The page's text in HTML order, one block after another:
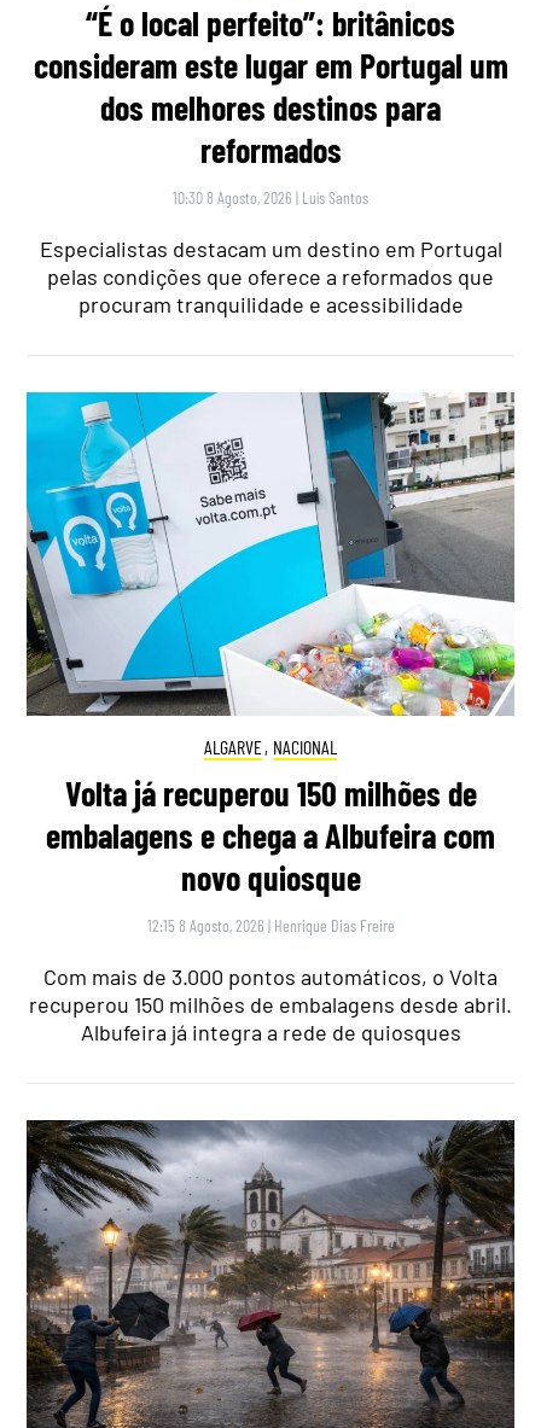
“É o local perfeito”: britânicos
consideram este lugar em Portugal um
dos melhores destinos para
reformados
10:30 8 Agosto, 2026 | Luís Santos
Especialistas destacam um destino em Portugal
pelas condições que oferece a reformados que
procuram tranquilidade e acessibilidade
ALGARVE, NACIONAL
Volta já recuperou 150 milhões de
embalagens e chega a Albufeira com
novo quiosque
12:15 8 Agosto, 2026 | Henrique Dias Freire
Com mais de 3.000 pontos automáticos, o Volta
recuperou 150 milhões de embalagens desde abril.
Albufeira já integra a rede de quiosques